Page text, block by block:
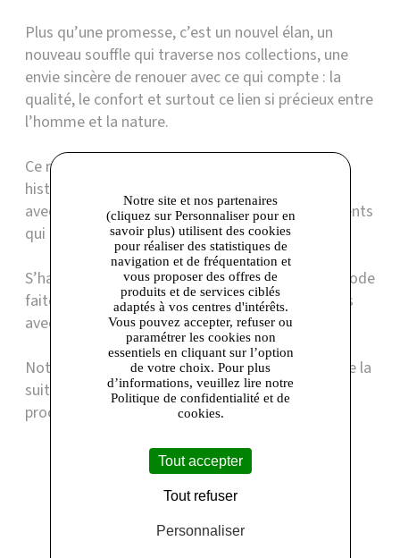
Plus qu’une promesse, c’est un nouvel élan, un
nouveau souffle qui traverse nos collections, une
envie sincère de renouer avec ce qui compte : la
qualité, le confort et surtout ce lien si précieux entre
l’homme et la nature.
Ce renouveau, nous l’imaginons fidèle à notre
histoire : des pièces pensées pour durer, conçues
avec respect et fabriquées avec soin, des vêtements
qui allient style, élégance et conscience.
S’habiller, c’est aussi faire un choix, celui d’une mode
faite de bon sens et d'authenticité, mais toujours
avec légèreté.
Notre envie est d'avancer, de continuer et d'écrire la
suite autrement, plus proche de la nature, plus
proche de vous.
Boutique présente dans les centres
Notre site et nos partenaires
(cliquez sur Personnaliser pour en
savoir plus) utilisent des cookies
pour réaliser des statistiques de
navigation et de fréquentation et
vous proposer des offres de
produits et de services ciblés
adaptés à vos centres d'intérêts.
Vous pouvez accepter, refuser ou
paramétrer les cookies non
essentiels en cliquant sur l’option
de votre choix. Pour plus
d’informations, veuillez lire notre
Politique de confidentialité et de
cookies.
Tout accepter
Tout refuser
Personnaliser